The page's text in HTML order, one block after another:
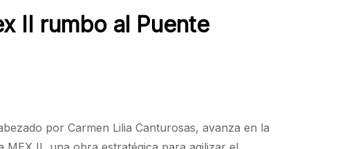
II rumbo al Puente
por Carmen Lilia Canturosas, avanza en la